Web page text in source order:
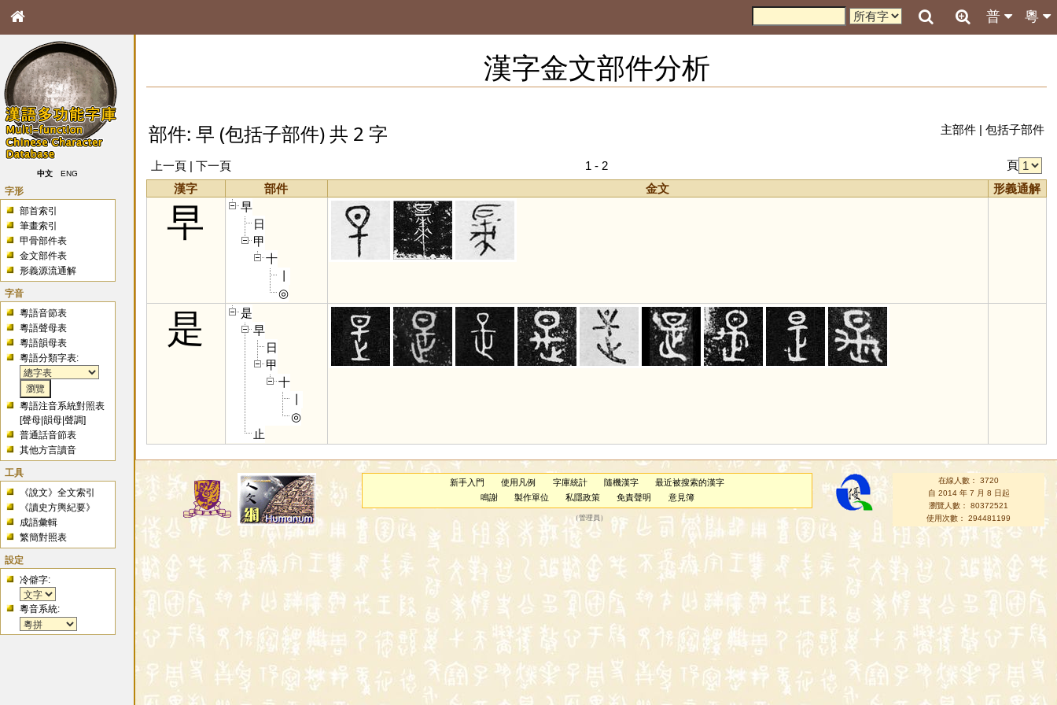
粵
普
中文 ENG
字形
部首索引
筆畫索引
甲骨部件表
金文部件表
形義源流通解
字音
粵語音節表
粵語聲母表
粵語韻母表
粵語分類字表:
粵語注音系統對照表
[聲母 |韻母 |聲調]
普通話音節表
其他方言讀音
工具
《說文》全文索引
《讀史方輿紀要》
成語彙輯
繁簡對照表
設定
冷僻字:
粵音系統:
漢字金文部件分析
部件: 早 (包括子部件) 共 2 字 主部件| 包括子部件
上一頁 | 下一頁 1 - 2
頁
漢字
部件 金文 形義通解
早
早
日
甲
十
◎
是
是
早
日
甲
十
◎
止
新手入門 使用凡例 字庫統計 隨機漢字
最近被搜索的漢字
鳴謝
製作單位 私隱政策 免責聲明 意見簿
（管理員 ）
在線人數： 3720
自 2014 年 7 月 8 日起
瀏覽人數： 80372521
使用次數： 294481199